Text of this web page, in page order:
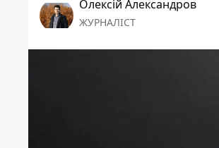
Олексій Александров
ЖУРНАЛІСТ